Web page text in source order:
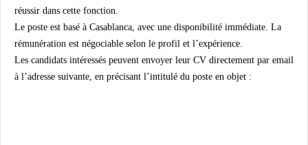
réussir dans cette fonction.
Le poste est basé à Casablanca , avec une disponibilité immédiate . La
rémunération est négociable selon le profil et l’expérience
Les candidats intéressés peuvent envoyer leur CV directement par email
à l’adresse suivante, en précisant l’intitulé du poste en objet :